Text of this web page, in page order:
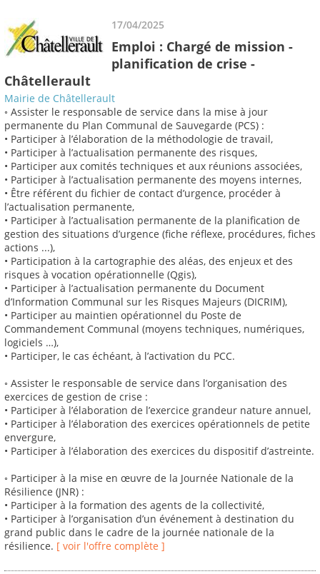
17/04/2025
Emploi : Chargé de mission -
planification de crise -
Châtellerault
Mairie de Châtellerault
◦ Assister le responsable de service dans la mise à jour
permanente du Plan Communal de Sauvegarde (PCS) :
• Participer à l’élaboration de la méthodologie de travail,
• Participer à l’actualisation permanente des risques,
• Participer aux comités techniques et aux réunions associées,
• Participer à l’actualisation permanente des moyens internes,
• Être référent du fichier de contact d’urgence, procéder à
l’actualisation permanente,
• Participer à l’actualisation permanente de la planification de
gestion des situations d’urgence (fiche réflexe, procédures, fiches
actions ...),
• Participation à la cartographie des aléas, des enjeux et des
risques à vocation opérationnelle (Qgis),
• Participer à l’actualisation permanente du Document
d’Information Communal sur les Risques Majeurs (DICRIM),
• Participer au maintien opérationnel du Poste de
Commandement Communal (moyens techniques, numériques,
logiciels …),
• Participer, le cas échéant, à l’activation du PCC.
◦ Assister le responsable de service dans l’organisation des
exercices de gestion de crise :
• Participer à l’élaboration de l’exercice grandeur nature annuel,
• Participer à l’élaboration des exercices opérationnels de petite
envergure,
• Participer à l’élaboration des exercices du dispositif d’astreinte.
◦ Participer à la mise en œuvre de la Journée Nationale de la
Résilience (JNR) :
• Participer à la formation des agents de la collectivité,
• Participer à l’organisation d’un événement à destination du
grand public dans le cadre de la journée nationale de la
résilience. [ voir l'offre complète ]